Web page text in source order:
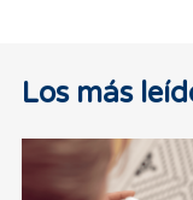
Los más